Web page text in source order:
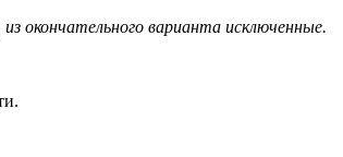
окончательного варианта исключенные.